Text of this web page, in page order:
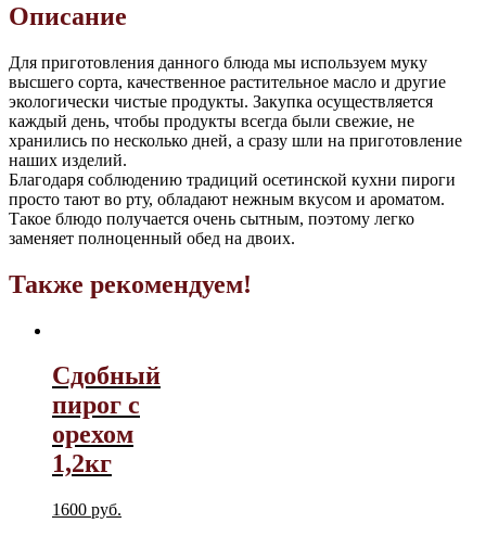
Описание
Для приготовления данного блюда мы используем муку
высшего сорта, качественное растительное масло и другие
экологически чистые продукты. Закупка осуществляется
каждый день, чтобы продукты всегда были свежие, не
хранились по несколько дней, а сразу шли на приготовление
наших изделий.
Благодаря соблюдению традиций осетинской кухни пироги
просто тают во рту, обладают нежным вкусом и ароматом.
Такое блюдо получается очень сытным, поэтому легко
заменяет полноценный обед на двоих.
Также рекомендуем!
Сдобный
пирог с
орехом
1,2кг
1600 руб.